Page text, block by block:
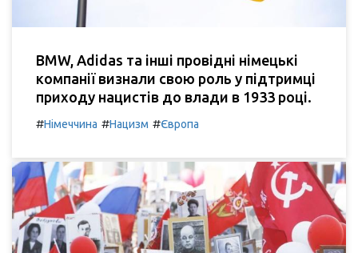
BMW, Adidas та інші провідні німецькі
компанії визнали свою роль у підтримці
приходу нацистів до влади в 1933 році.
#Німеччина #Нацизм #Європа